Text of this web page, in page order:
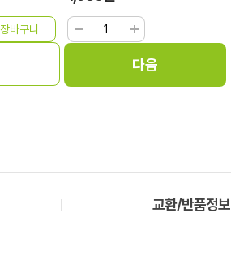
교환/반품정보